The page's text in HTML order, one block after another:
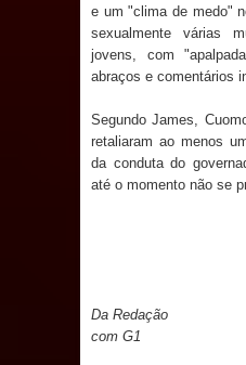
Mari marca
evento de
com foco na
serviços do
e um "clima de medo"
sexualmente várias
jovens, com
abraços e comentários
Segundo James,
retaliaram ao menos
da conduta do
até o momento não se
Da Redação
com G1